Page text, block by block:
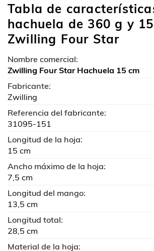
Tabla de
hachuela de 360 g y
Zwilling Four Star
Nombre comercial:
Zwilling Four Star Hachuela 15 cm
Fabricante:
Zwilling
Referencia del fabricante:
31095-151
Longitud de la hoja:
15 cm
Ancho máximo de la hoja:
7,5 cm
Longitud del mango:
13,5 cm
Longitud total:
28,5 cm
Material de la hoja: